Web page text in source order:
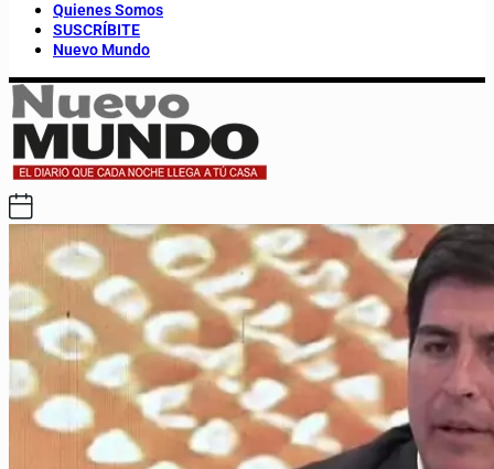
Quienes Somos
SUSCRÍBITE
Nuevo Mundo